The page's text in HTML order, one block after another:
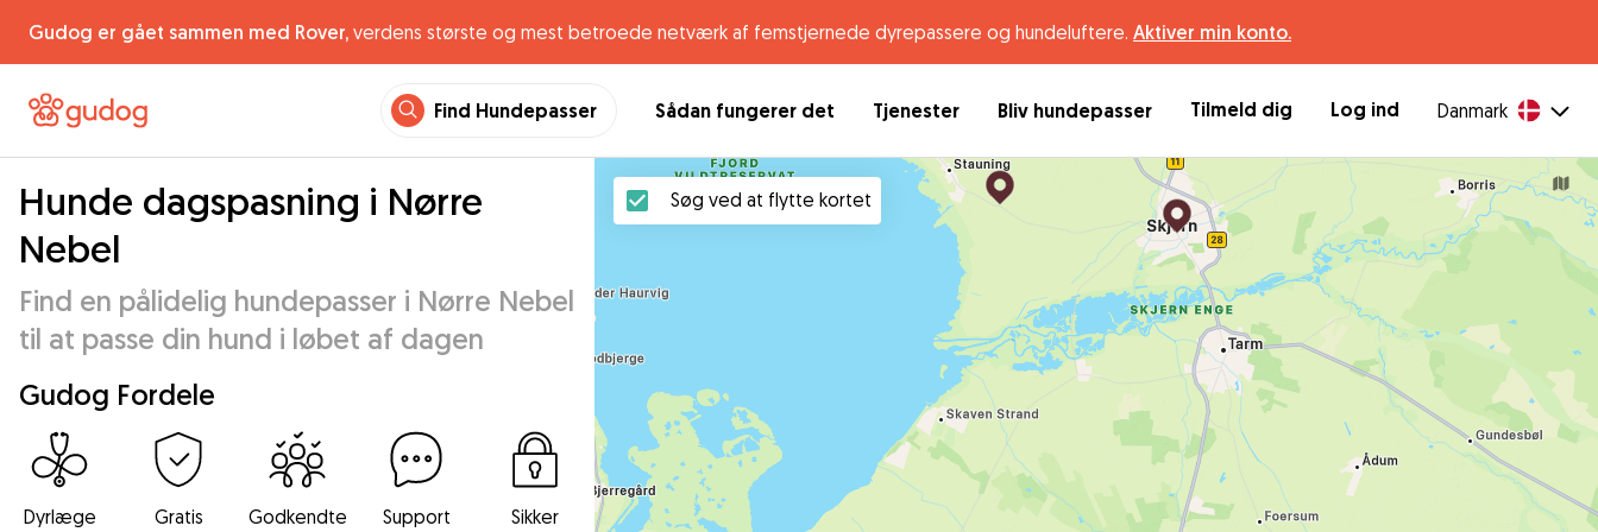
Gudog er gået sammen med Rover, verdens største og mest betroede netværk af femstjernede dyrepassere og hundeluftere. Aktiver min konto.
Find Hundepasser Sådan fungerer det Tjenester Bliv hundepasser Tilmeld dig Log ind Danmark
Hunde dagspasning i Nørre
Nebel
Find en pålidelig hundepasser i Nørre Nebel
til at passe din hund i løbet af dagen
Gudog Fordele
Dyrlæge
Gratis
Godkendte
Support
Sikker
Søg ved at flytte kortet